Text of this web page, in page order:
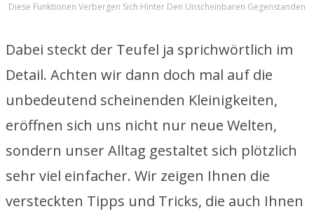
Diese Funktionen Verbergen Sich Hinter Den Unscheinbaren Gegenstanden
Dabei steckt der Teufel ja sprichwörtlich im
Detail. Achten wir dann doch mal auf die
unbedeutend scheinenden Kleinigkeiten,
eröffnen sich uns nicht nur neue Welten,
sondern unser Alltag gestaltet sich plötzlich
sehr viel einfacher. Wir zeigen Ihnen die
versteckten Tipps und Tricks, die auch Ihnen